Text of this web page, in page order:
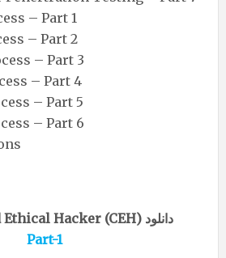
– Part 1
– Part 2
– Part 3
– Part 4
– Part 5
– Part 6
دانلود (ITU Certified Ethical Hacker (CEH
Part-1